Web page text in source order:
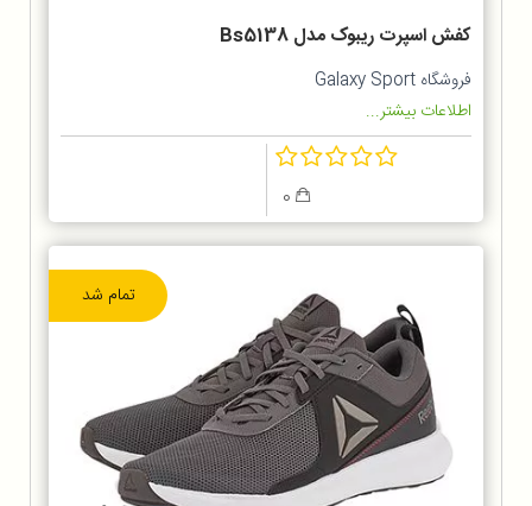
کفش اسپرت ریبوک مدل Bs5138
فروشگاه Galaxy Sport
اطلاعات بیشتر...
تمام شد